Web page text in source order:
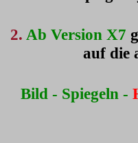
2. Ab Version X7
auf die
Bild - Spiegeln -